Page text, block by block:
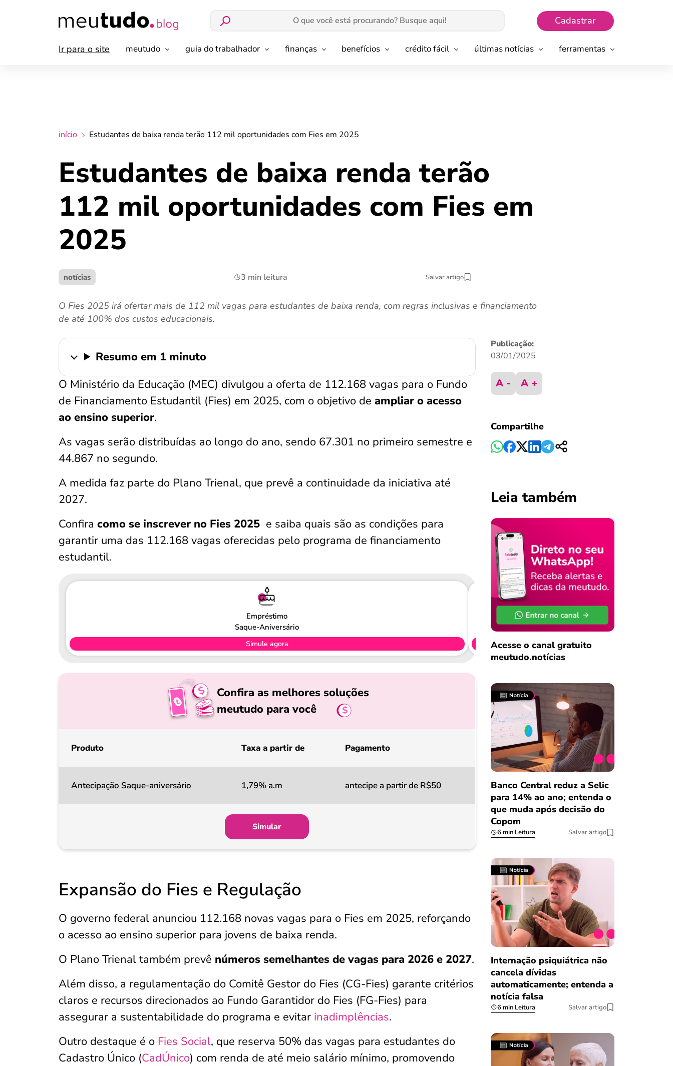
Cadastrar
Ir para o site meutudo guia do trabalhador finanças benefícios crédito fácil últimas notícias ferramentas
início Estudantes de baixa renda terão 112 mil oportunidades com Fies em 2025
Estudantes de baixa renda terão
112 mil oportunidades com Fies em
2025
notícias 3 min leitura Salvar artigo
O Fies 2025 irá ofertar mais de 112 mil vagas para estudantes de baixa renda, com regras inclusivas e financiamento
de até 100% dos custos educacionais.
Resumo em 1 minuto
O Ministério da Educação (MEC) divulgou a oferta de 112.168 vagas para o Fundo
de Financiamento Estudantil (Fies) em 2025, com o objetivo de ampliar o acesso
ao ensino superior.
As vagas serão distribuídas ao longo do ano, sendo 67.301 no primeiro semestre e
44.867 no segundo.
A medida faz parte do Plano Trienal, que prevê a continuidade da iniciativa até
2027.
Confira como se inscrever no Fies 2025 e saiba quais são as condições para
garantir uma das 112.168 vagas oferecidas pelo programa de financiamento
estudantil.
Empréstimo
Saque-Aniversário
Simule agora
Confira as melhores soluções
meutudo para você
Produto Taxa a partir de Pagamento
Antecipação Saque-aniversário 1,79% a.m antecipe a partir de R$50
Simular
Expansão do Fies e Regulação
O governo federal anunciou 112.168 novas vagas para o Fies em 2025, reforçando
o acesso ao ensino superior para jovens de baixa renda.
O Plano Trienal também prevê números semelhantes de vagas para 2026 e 2027.
Além disso, a regulamentação do Comitê Gestor do Fies (CG-Fies) garante critérios
claros e recursos direcionados ao Fundo Garantidor do Fies (FG-Fies) para
assegurar a sustentabilidade do programa e evitar inadimplências.
Outro destaque é o Fies Social, que reserva 50% das vagas para estudantes do
Cadastro Único (CadÚnico) com renda de até meio salário mínimo, promovendo
Publicação:
03/01/2025
A - A +
Compartilhe
Leia também
Acesse o canal gratuito
meutudo.notícias
Banco Central reduz a Selic
para 14% ao ano; entenda o
que muda após decisão do
Copom
6 min Leitura Salvar artigo
Internação psiquiátrica não
cancela dívidas
automaticamente; entenda a
notícia falsa
6 min Leitura Salvar artigo